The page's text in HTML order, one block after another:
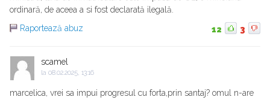
ordinară, de aceea a si fost declarată ilegală.
Raportează abuz
12 3
scamel
la 08.02.2025, 13:16
marcelica, vrei sa impui progresul cu forta,prin santaj? omul n-are